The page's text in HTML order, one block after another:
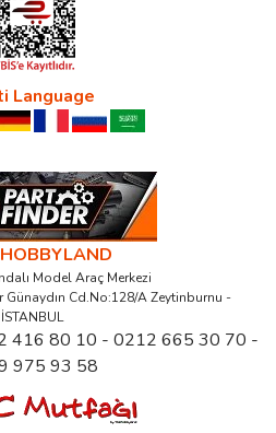
Language
Model Araç Merkezi
Cd.No:128/A Zeytinburnu -
İSTANBUL
416 80 10 - 0212 665 30 70 -
975 93 58